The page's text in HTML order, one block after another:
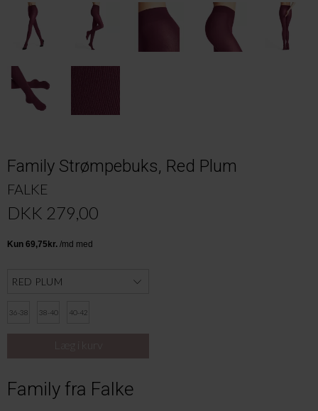
Family Strømpebuks, Red Plum
FALKE
DKK 279,00
36-38 38-40 40-42
Family fra Falke